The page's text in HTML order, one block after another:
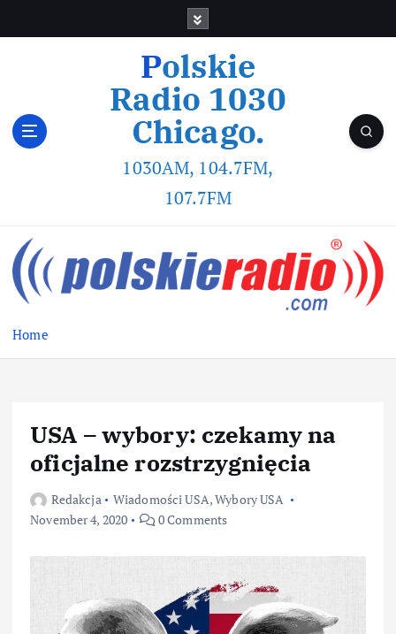
Polskie
Radio 1030
Chicago.
1030AM, 104.7FM,
107.7FM
Home
USA – wybory: czekamy na
oficjalne rozstrzygnięcia
Redakcja Wiadomości USA,Wybory USA
November 4, 2020
0 Comments